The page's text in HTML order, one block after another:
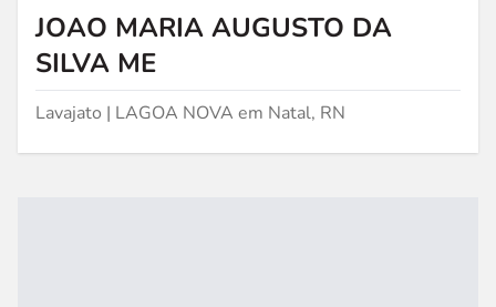
JOAO MARIA AUGUSTO DA
SILVA ME
Lavajato | LAGOA NOVA em Natal, RN